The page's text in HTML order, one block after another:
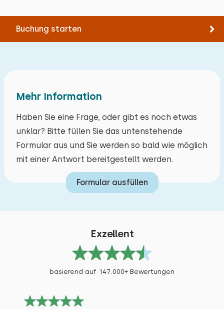
Buchung starten
Mehr Information
Haben Sie eine Frage, oder gibt es noch etwas
unklar? Bitte füllen Sie das untenstehende
Formular aus und Sie werden so bald wie möglich
mit einer Antwort bereitgestellt werden.
Formular ausfüllen
Exzellent
basierend auf 147.000+ Bewertungen